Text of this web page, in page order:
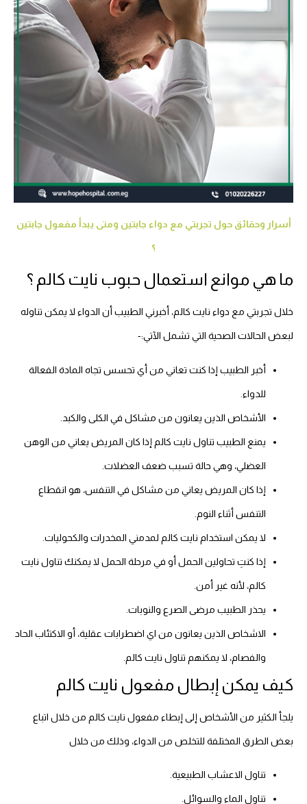
أسرار وحقائق حول تجربتي مع دواء جابتين ومتى يبدأ مفعول جابتين
؟
ما هي موانع استعمال حبوب نايت كالم ؟
خلال تجربتي مع دواء نايت كالم، أخبرني الطبيب أن الدواء لا يمكن تناوله
لبعض الحالات الصحية التي تشمل الآتي:-
أخبر الطبيب إذا كنت تعاني من أي تحسس تجاه المادة الفعالة
للدواء.
الأشخاص الذين يعانون من مشاكل في الكلى والكبد.
يمنع الطبيب تناول نايت كالم إذا كان المريض يعاني من الوهن
العضلي، وهي حالة تسبب ضعف العضلات.
إذا كان المريض يعاني من مشاكل في التنفس، هو انقطاع
التنفس أثناء النوم.
لا يمكن استخدام نايت كالم لمدمني المخدرات والكحوليات.
إذا كنتِ تحاولين الحمل أو في مرحلة الحمل لا يمكنك تناول نايت
كالم، لأنه غير أمن.
يحذر الطبيب مرضى الصرع والنوبات.
الاشخاص الذين يعانون من اي اضطرابات عقلية، أو الاكتئاب الحاد
والفصام، لا يمكنهم تناول نايت كالم.
كيف يمكن إبطال مفعول نايت كالم
يلجأ الكثير من الأشخاص إلى إبطاء مفعول نايت كالم من خلال اتباع
بعض الطرق المختلفة للتخلص من الدواء، وذلك من خلال
تناول الاعشاب الطبيعية.
تناول الماء والسوائل.